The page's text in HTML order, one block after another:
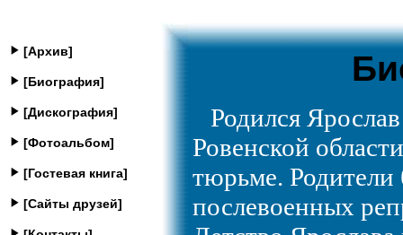
[Архив]
[Биография]
[Дискография]
[Фотоальбом]
[Гостевая книга]
[Сайты друзей]
Родился
Ровенской
тюрьме.
послевоенных